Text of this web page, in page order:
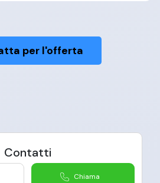
Copertura
per l'offerta
Contatti
Chiama